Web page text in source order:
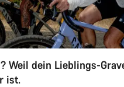
Weil dein Lieblings-
ist.